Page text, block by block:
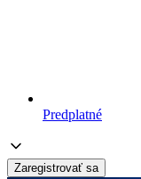
Predplatné
Zaregistrovať sa